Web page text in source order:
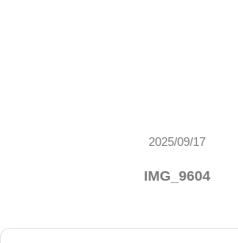
2025/09/17
IMG_9604